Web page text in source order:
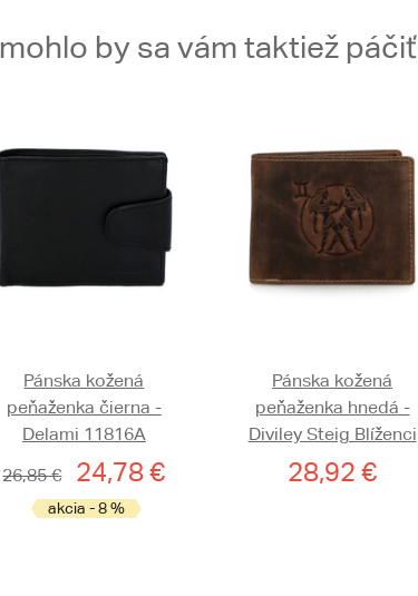
mohlo by sa vám taktiež páčiť
Pánska kožená
peňaženka čierna -
Delami 11816A
26,85 €
24,78 €
akcia - 8 %
Pánska kožená
peňaženka hnedá -
Diviley Steig Blíženci
28,92 €